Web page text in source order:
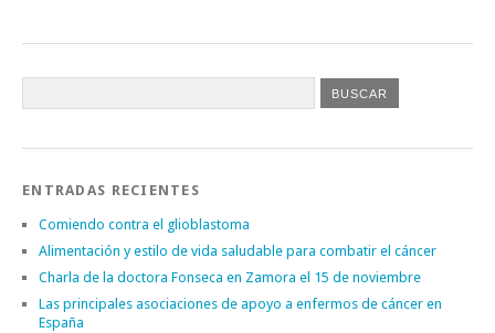
ENTRADAS RECIENTES
Comiendo contra el glioblastoma
Alimentación y estilo de vida saludable para combatir el cáncer
Charla de la doctora Fonseca en Zamora el 15 de noviembre
Las principales asociaciones de apoyo a enfermos de cáncer en
España